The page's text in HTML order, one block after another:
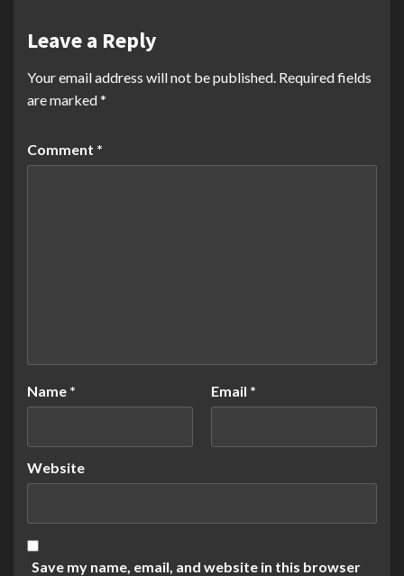
Leave a Reply
Your email address will not be published. Required fields
are marked*
Comment *
Name * Email *
Website
Save my name, email, and website in this browser